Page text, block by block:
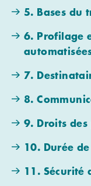
5. Bases du
6. Profilage
7.
8.
9. Droits des
10. Durée
11. Sécurité